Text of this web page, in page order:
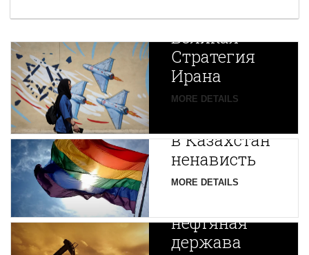
Новая
Великая
Стратегия
Ирана
MORE DETAILS
Путин
в Казахстан
ненависть
MORE DETAILS
Центральной
Азии
зарождается
нефтяная
держава